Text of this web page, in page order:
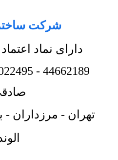
شرکت
دارای نماد
44662189
-
تهران - مرزداران -